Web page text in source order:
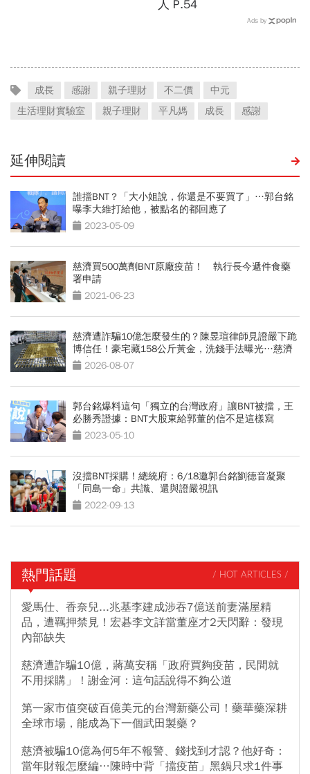
人 P.54
Ads by
成長 感謝 親子理財 不二價
中元
生活理財實驗室
親子理財 平凡媽 成長 感謝
延伸閱讀
誰擋BNT？「大小姐說，你還是不要買了」…郭台銘
曝李大維打給他，被點名的都回應了
2023-05-09
慈濟買500萬劑BNT原廠疫苗！ 執行長今遞件食藥
署申請
2021-06-23
慈濟遭詐騙10億怎麼發生的？陳昱瑄律師見證嚴下跪
博信任！豪宅藏158公斤黃金，洗錢手法曝光…慈濟
回應了
2026-08-07
郭台銘爆料這句「獨立的台灣政府」讓BNT被擋，王
必勝秀證據：BNT大股東給郭董的信不是這樣寫
2023-05-10
沒擋BNT採購！總統府：6/18邀郭台銘劉德音凝聚
「同島一命」共識、還與證嚴視訊
2022-09-13
熱門話題 / HOT ARTICLES /
愛馬仕、香奈兒...兆基李建成涉吞7億送前妻滿屋精
品，遭羈押禁見！宏碁李文詳當董座才2天閃辭：發現
內部缺失
慈濟遭詐騙10億，蔣萬安稱「政府買夠疫苗，民間就
不用採購」！謝金河：這句話說得不夠公道
第一家市值突破百億美元的台灣新藥公司！藥華藥深耕
全球市場，能成為下一個武田製藥？
慈濟被騙10億為何5年不報警、錢找到才認？他好奇：
當年財報怎麼編…陳時中背「擋疫苗」黑鍋只求1件事